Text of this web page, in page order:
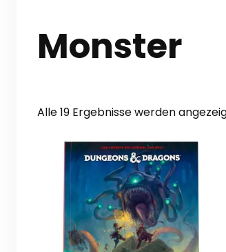
Monster
Alle 19 Ergebnisse werden